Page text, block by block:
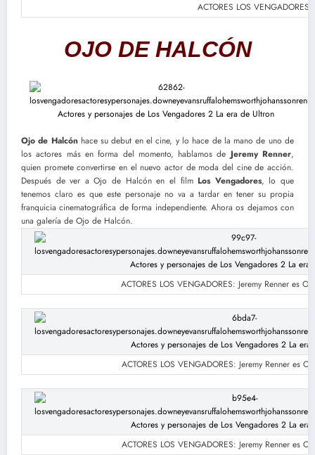
ACTORES LOS
OJO DE HALCÓN
Ojo de Halcónhace su debut en el cine, y lo hace de la mano de uno de
los actores más en forma del momento, hablamos de Jeremy Renner,
quien promete convertirse en el nuevo actor de moda del cine de acción.
Después de ver a Ojo de Halcón en el film Los Vengadores, lo que
tenemos claro es que este personaje no va a tardar en tener su propia
franquicia cinematográfica de forma independiente. Ahora os dejamos con
una galería de Ojo de Halcón.
ACTORES LOS VENGADORES: Jeremy Renner es
ACTORES LOS VENGADORES: Jeremy Renner es
ACTORES LOS VENGADORES: Jeremy Renner es